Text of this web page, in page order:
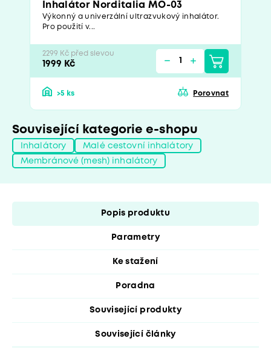
Inhalátor Norditalia MO-03
Výkonný a univerzální ultrazvukový inhalátor.
Pro použití v...
2299 Kč před slevou
1999 Kč
>5 ks Porovnat
Související kategorie e-shopu
Inhalátory Malé cestovní inhalátory
Membránové (mesh) inhalátory
Popis produktu
Parametry
Ke stažení
Poradna
Související produkty
Související články